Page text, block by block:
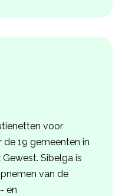
voor
19 gemeenten in
Sibelga is
van de
en